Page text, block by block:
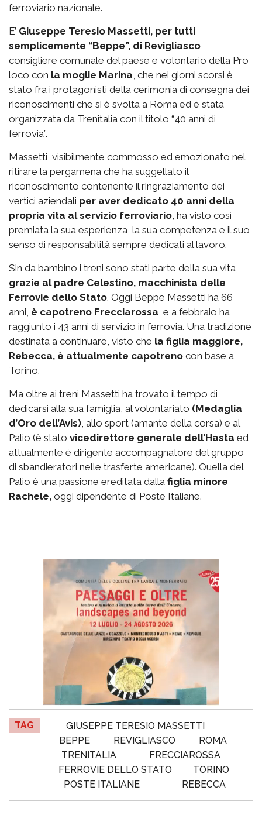
ferroviario nazionale.
E’ Giuseppe Teresio Massetti, per tutti
semplicemente “Beppe”, di Revigliasco,
consigliere comunale del paese e volontario della Pro
loco con la moglie Marina, che nei giorni scorsi è
stato fra i protagonisti della cerimonia di consegna dei
riconoscimenti che si è svolta a Roma ed è stata
organizzata da Trenitalia con il titolo “40 anni di
ferrovia”.
Massetti, visibilmente commosso ed emozionato nel
ritirare la pergamena che ha suggellato il
riconoscimento contenente il ringraziamento dei
vertici aziendali per aver dedicato 40 anni della
propria vita al servizio ferroviario, ha visto così
premiata la sua esperienza, la sua competenza e il suo
senso di responsabilità sempre dedicati al lavoro.
Sin da bambino i treni sono stati parte della sua vita,
grazie al padre Celestino, macchinista delle
Ferrovie dello Stato. Oggi Beppe Massetti ha 66
anni, è capotreno Frecciarossa e a febbraio ha
raggiunto i 43 anni di servizio in ferrovia. Una tradizione
destinata a continuare, visto che la figlia maggiore,
Rebecca, è attualmente capotreno con base a
Torino.
Ma oltre ai treni Massetti ha trovato il tempo di
dedicarsi alla sua famiglia, al volontariato (Medaglia
d’Oro dell’Avis), allo sport (amante della corsa) e al
Palio (è stato vicedirettore generale dell’Hasta ed
attualmente è dirigente accompagnatore del gruppo
di sbandieratori nelle trasferte americane). Quella del
Palio è una passione ereditata dalla figlia minore
Rachele, oggi dipendente di Poste Italiane.
TAG
GIUSEPPE TERESIO MASSETTI
BEPPE
REVIGLIASCO
ROMA
TRENITALIA
FRECCIAROSSA
FERROVIE DELLO STATO
TORINO
POSTE ITALIANE
REBECCA